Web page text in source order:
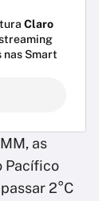
Claro
nas Smart
as
Pacífico
2°C